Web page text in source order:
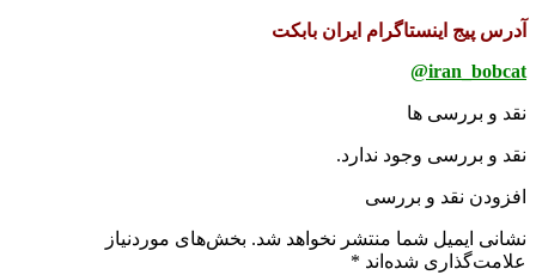
آدرس پیج اینستاگرام ایران بابکت
iran_bobcat@
نقد و بررسی ها
نقد و بررسی وجود ندارد.
افزودن نقد و بررسی
نشانی ایمیل شما منتشر نخواهد شد. بخش‌های موردنیاز
علامت‌گذاری شده‌اند *